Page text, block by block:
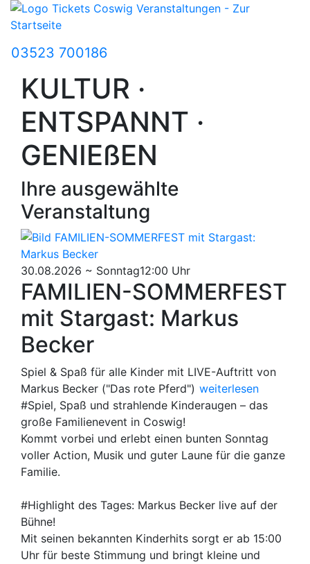
03523 700186
KULTUR ·
ENTSPANNT ·
GENIEßEN
Ihre ausgewählte
Veranstaltung
30.08.2026 ~ Sonntag12:00 Uhr
FAMILIEN-SOMMERFEST
mit Stargast: Markus
Becker
Spiel & Spaß für alle Kinder mit LIVE-Auftritt von
Markus Becker ("Das rote Pferd") Weitere Informationen
weiterlesen
#Spiel, Spaß und strahlende Kinderaugen – das
große Familienevent in Coswig!
Kommt vorbei und erlebt einen bunten Sonntag
voller Action, Musik und guter Laune für die ganze
Familie.
#Highlight des Tages: Markus Becker live auf der
Bühne!
Mit seinen bekannten Kinderhits sorgt er ab 15:00
Uhr für beste Stimmung und bringt kleine und